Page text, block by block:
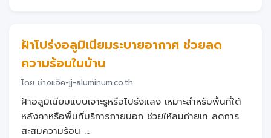
ฝ้าโปร่งอลูมิเนียมระบายอากาศ ช่วยลด
ความร้อนในบ้าน
โดย ช่างแจ็ค-jj-aluminum.co.th
ฝ้าอลูมิเนียมแบบเจาะรูหรือโปร่งแสง เหมาะสำหรับพื้นที่ใต้
หลังคาหรือพื้นที่บริการภายนอก ช่วยให้ลมถ่ายเท ลดการ
สะสมความร้อน ...